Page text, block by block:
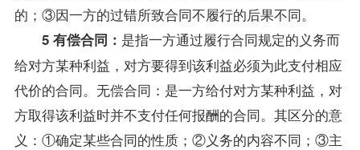
的；③因一方的过错所致合同不履行的后果不同。
5 有偿合同： 是指一方通过履行合同规定的义务而
给对方某种利益，对方要得到该利益必须为此支付相应
代价的合同。无偿合同：是一方给付对方某种利益，对
方取得该利益时并不支付任何报酬的合同。其区分的意
义：①确定某些合同的性质；②义务的内容不同；③主